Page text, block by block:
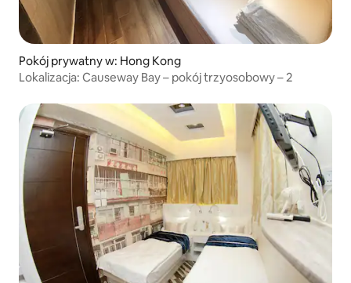
Pokój prywatny w: Hong Kong
Lokalizacja: Causeway Bay – pokój trzyosobowy – 2